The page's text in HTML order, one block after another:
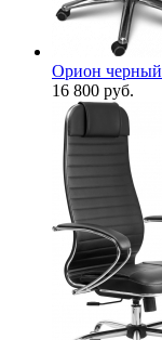
Орион черный
16 800 руб.